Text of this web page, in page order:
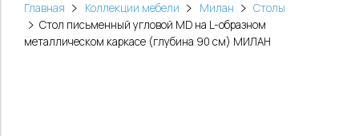
Главная Коллекции мебели Милан
Столы
Стол письменный угловой MD на L-образном
металлическом каркасе (глубина 90 см) МИЛАН